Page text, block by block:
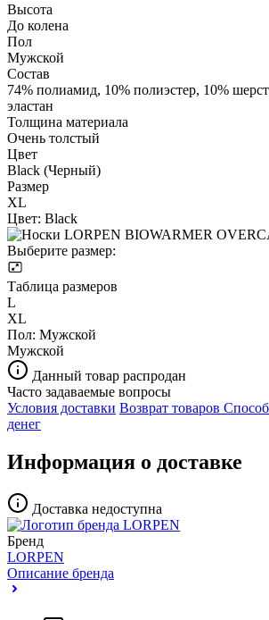
Высота
До колена
Пол
Мужской
Состав
74% полиамид, 10% полиэстер, 10%
эластан
Толщина материала
Очень толстый
Цвет
Black (Черный)
Размер
XL
Цвет: Black
Выберите размер:
Таблица размеров
L
XL
Пол: Мужской
Мужской
Данный товар распродан
Часто задаваемые вопросы
Условия доставки Возврат товаров
денег
Информация о доставке
Доставка недоступна
Бренд
LORPEN
Описание бренда